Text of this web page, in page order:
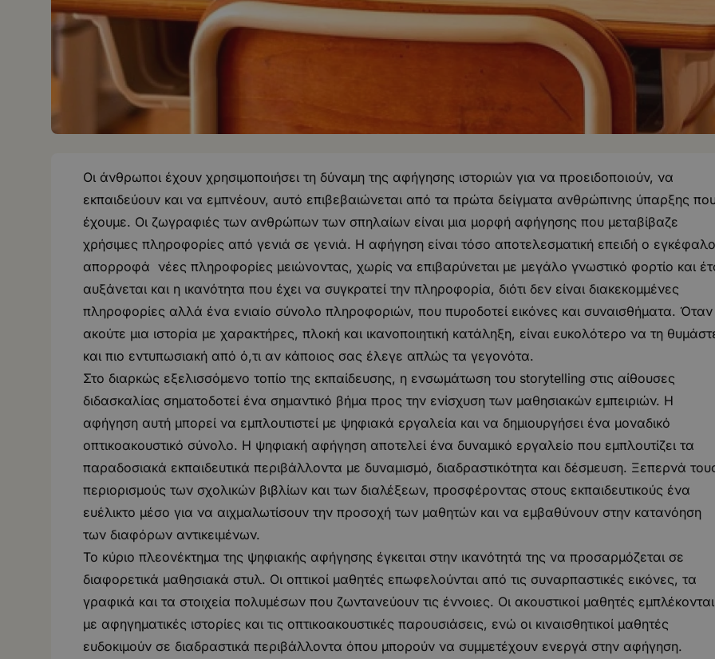
Οι άνθρωποι έχουν χρησιμοποιήσει τη δύναμη της αφήγησης ιστοριών για να προειδοποιούν, να
εκπαιδεύουν και να εμπνέουν, αυτό επιβεβαιώνεται από τα πρώτα δείγματα ανθρώπινης ύπαρξης
έχουμε. Οι ζωγραφιές των ανθρώπων των σπηλαίων είναι μια μορφή αφήγησης που μεταβίβαζε
χρήσιμες πληροφορίες από γενιά σε γενιά. Η αφήγηση είναι τόσο αποτελεσματική επειδή ο
απορροφά νέες πληροφορίες μειώνοντας, χωρίς να επιβαρύνεται με μεγάλο γνωστικό φορτίο και
αυξάνεται και η ικανότητα που έχει να συγκρατεί την πληροφορία, διότι δεν είναι διακεκομμένες
πληροφορίες αλλά ένα ενιαίο σύνολο πληροφοριών, που πυροδοτεί εικόνες και συναισθήματα. Όταν
ακούτε μια ιστορία με χαρακτήρες, πλοκή και ικανοποιητική κατάληξη, είναι ευκολότερο να τη
και πιο εντυπωσιακή από ό,τι αν κάποιος σας έλεγε απλώς τα γεγονότα.
Στο διαρκώς εξελισσόμενο τοπίο της εκπαίδευσης, η ενσωμάτωση του storytelling στις αίθουσες
διδασκαλίας σηματοδοτεί ένα σημαντικό βήμα προς την ενίσχυση των μαθησιακών εμπειριών. Η
αφήγηση αυτή μπορεί να εμπλουτιστεί με ψηφιακά εργαλεία και να δημιουργήσει ένα μοναδικό
οπτικοακουστικό σύνολο. Η ψηφιακή αφήγηση αποτελεί ένα δυναμικό εργαλείο που εμπλουτίζει τα
παραδοσιακά εκπαιδευτικά περιβάλλοντα με δυναμισμό, διαδραστικότητα και δέσμευση. Ξεπερνά
περιορισμούς των σχολικών βιβλίων και των διαλέξεων, προσφέροντας στους εκπαιδευτικούς ένα
ευέλικτο μέσο για να αιχμαλωτίσουν την προσοχή των μαθητών και να εμβαθύνουν στην κατανόηση
των διαφόρων αντικειμένων.
Το κύριο πλεονέκτημα της ψηφιακής αφήγησης έγκειται στην ικανότητά της να προσαρμόζεται σε
διαφορετικά μαθησιακά στυλ. Οι οπτικοί μαθητές επωφελούνται από τις συναρπαστικές εικόνες, τα
γραφικά και τα στοιχεία πολυμέσων που ζωντανεύουν τις έννοιες. Οι ακουστικοί μαθητές εμπλέκονται
με αφηγηματικές ιστορίες και τις οπτικοακουστικές παρουσιάσεις, ενώ οι κιναισθητικοί μαθητές
ευδοκιμούν σε διαδραστικά περιβάλλοντα όπου μπορούν να συμμετέχουν ενεργά στην αφήγηση.